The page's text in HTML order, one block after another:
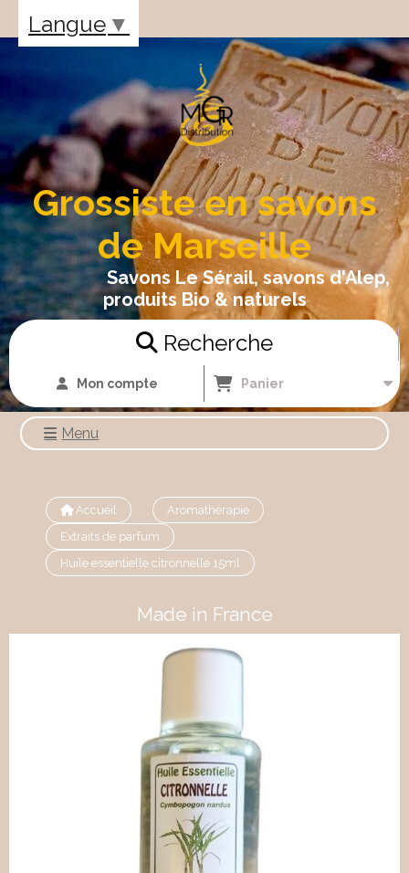
Grossiste en savons
de Marseille
Savons Le Sérail, savons d'Alep,
produits Bio & naturels
Recherche
Mon compte Panier
Menu
Accueil
Aromathérapie
Extraits de parfum
Huile essentielle citronnelle 15ml
Made in France
Langue ▼